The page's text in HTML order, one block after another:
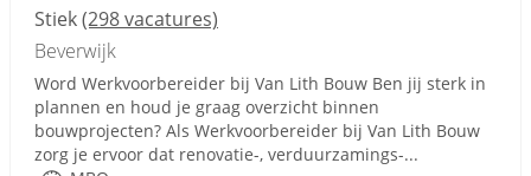
Stiek(298 vacatures)
Beverwijk
Word Werkvoorbereider bij Van Lith Bouw Ben jij sterk in
plannen en houd je graag overzicht binnen
bouwprojecten? Als Werkvoorbereider bij Van Lith Bouw
zorg je ervoor dat renovatie-, verduurzamings-...